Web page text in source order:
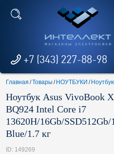
+7 (343) 227-88-98
Главная /Товары / НОУТБУКИ /
Ноутбук Asus VivoBook
BQ924 Intel Core i7
13620H/16Gb/
Blue/1.7 кг
ID: 149269